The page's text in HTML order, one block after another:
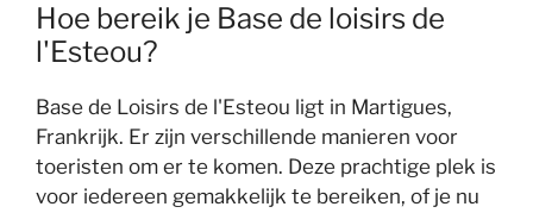
Hoe bereik je Base de loisirs de
l'Esteou?
Base de Loisirs de l'Esteou ligt in Martigues,
Frankrijk. Er zijn verschillende manieren voor
toeristen om er te komen. Deze prachtige plek is
voor iedereen gemakkelijk te bereiken, of je nu